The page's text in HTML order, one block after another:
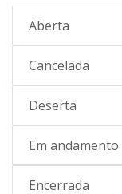
Aberta
Cancelada
Deserta
Em andamento
Encerrada